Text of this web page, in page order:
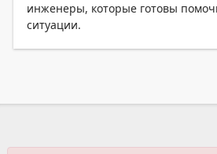
инженеры, которые готовы
ситуации.